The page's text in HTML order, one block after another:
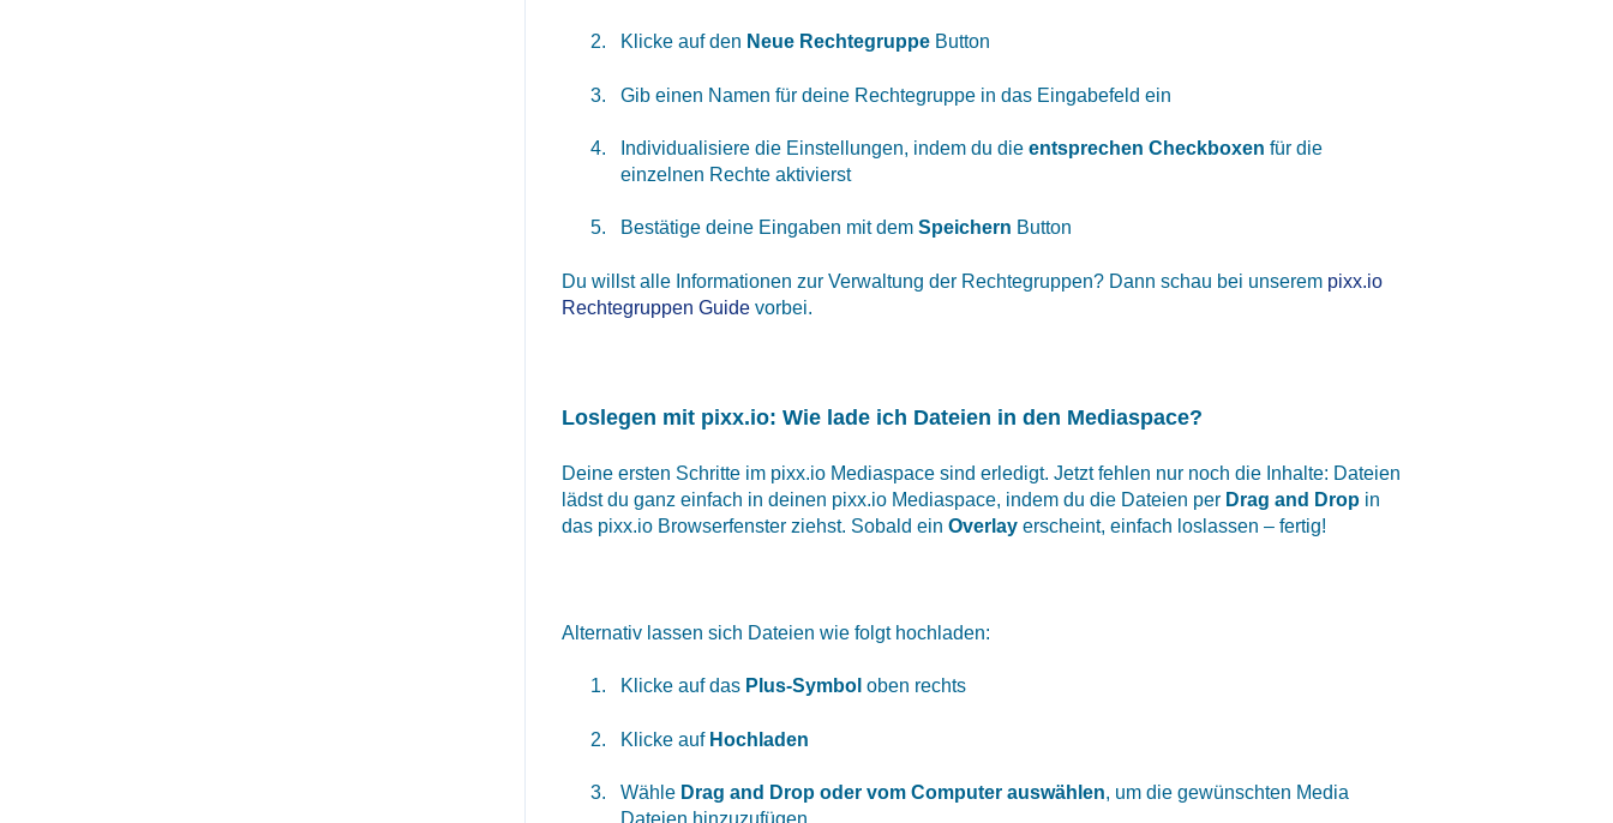
Klicke auf den Neue Rechtegruppe Button
Gib einen Namen für deine Rechtegruppe in das Eingabefeld ein
Individualisiere die Einstellungen, indem du die entsprechen Checkboxen für die
einzelnen Rechte aktivierst
Bestätige deine Eingaben mit dem Speichern Button
Du willst alle Informationen zur Verwaltung der Rechtegruppen? Dann schau bei unserem pixx.io
Rechtegruppen Guidevorbei.
Loslegen mit pixx.io: Wie lade ich Dateien in den Mediaspace?
Deine ersten Schritte im pixx.io Mediaspace sind erledigt. Jetzt fehlen nur noch die Inhalte: Dateien
lädst du ganz einfach in deinen pixx.io Mediaspace, indem du die Dateien per Drag and Dropin
das pixx.io Browserfenster ziehst. Sobald ein Overlayerscheint, einfach loslassen – fertig!
Alternativ lassen sich Dateien wie folgt hochladen:
Klicke auf das Plus-Symbol oben rechts
Klicke auf Hochladen
WähleDrag and Drop oder vom Computer auswählen, um die gewünschten Media
Dateien hinzuzufügen